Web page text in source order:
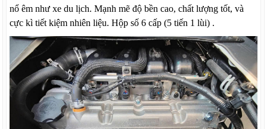
nổ êm như xe du lịch. Mạnh mẽ độ bền cao, chất lượng tốt, và
cực kì tiết kiệm nhiên liệu. Hộp số 6 cấp (5 tiến 1 lùi) .